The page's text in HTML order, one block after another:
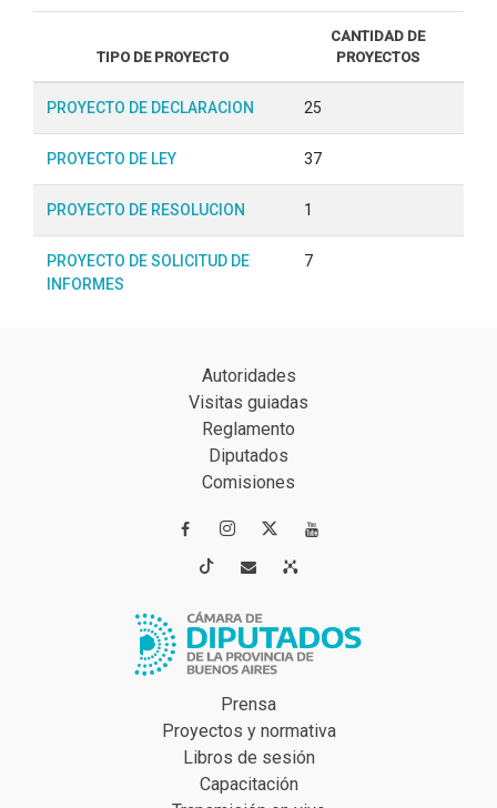
TIPO DE PROYECTO
CANTIDAD DE
PROYECTOS
PROYECTO DE DECLARACION 25
PROYECTO DE LEY 37
PROYECTO DE RESOLUCION 1
PROYECTO DE SOLICITUD DE
INFORMES
7
Autoridades
Visitas guiadas
Reglamento
Diputados
Comisiones
 
 
Prensa
Proyectos y normativa
Libros de sesión
Capacitación